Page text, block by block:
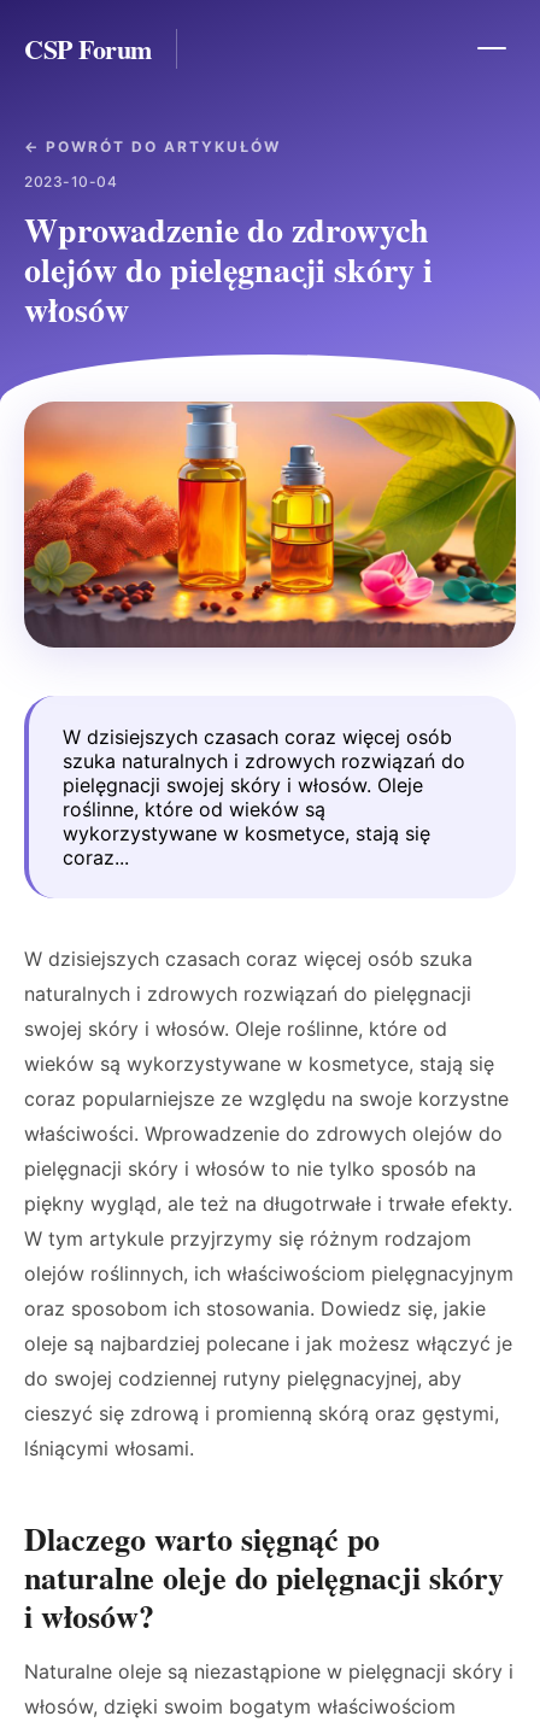
CSP Forum
← POWRÓT DO ARTYKUŁÓW
2023-10-04
Wprowadzenie do zdrowych
olejów do pielęgnacji skóry i
włosów
W dzisiejszych czasach coraz więcej osób
szuka naturalnych i zdrowych rozwiązań do
pielęgnacji swojej skóry i włosów. Oleje
roślinne, które od wieków są
wykorzystywane w kosmetyce, stają się
coraz...
W dzisiejszych czasach coraz więcej osób szuka
naturalnych i zdrowych rozwiązań do pielęgnacji
swojej skóry i włosów. Oleje roślinne, które od
wieków są wykorzystywane w kosmetyce, stają się
coraz popularniejsze ze względu na swoje korzystne
właściwości. Wprowadzenie do zdrowych olejów do
pielęgnacji skóry i włosów to nie tylko sposób na
piękny wygląd, ale też na długotrwałe i trwałe efekty.
W tym artykule przyjrzymy się różnym rodzajom
olejów roślinnych, ich właściwościom pielęgnacyjnym
oraz sposobom ich stosowania. Dowiedz się, jakie
oleje są najbardziej polecane i jak możesz włączyć je
do swojej codziennej rutyny pielęgnacyjnej, aby
cieszyć się zdrową i promienną skórą oraz gęstymi,
lśniącymi włosami.
Dlaczego warto sięgnąć po
naturalne oleje do pielęgnacji skóry
i włosów?
Naturalne oleje są niezastąpione w pielęgnacji skóry i
włosów, dzięki swoim bogatym właściwościom